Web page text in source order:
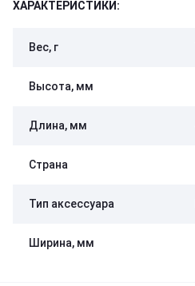
ХАРАКТЕРИСТИКИ:
Вес, г
Высота, мм
Длина, мм
Страна
Тип аксессуара
Ширина, мм